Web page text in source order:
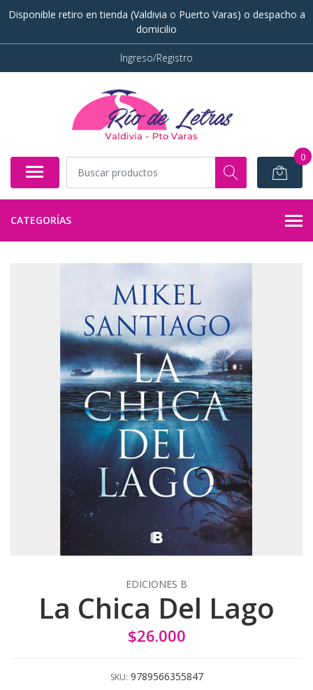
Disponible retiro en tienda (Valdivia o Puerto Varas) o despacho a
domicilio
Ingreso/Registro
0
CATEGORÍAS
EDICIONES B
La Chica Del Lago
$26.000
SKU: 9789566355847